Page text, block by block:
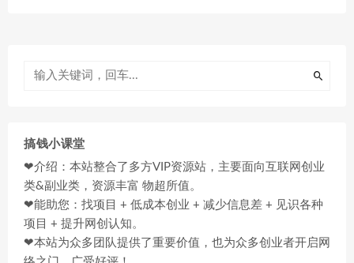
搞钱小课堂
❤介绍：本站整合了多方VIP资源站，主要面向互联网创业
类&副业类，资源丰富 物超所值。
❤能助您：找项目 + 低成本创业 + 减少信息差 + 见识各种
项目 + 提升网创认知。
❤本站为众多团队提供了重要价值，也为众多创业者开启网